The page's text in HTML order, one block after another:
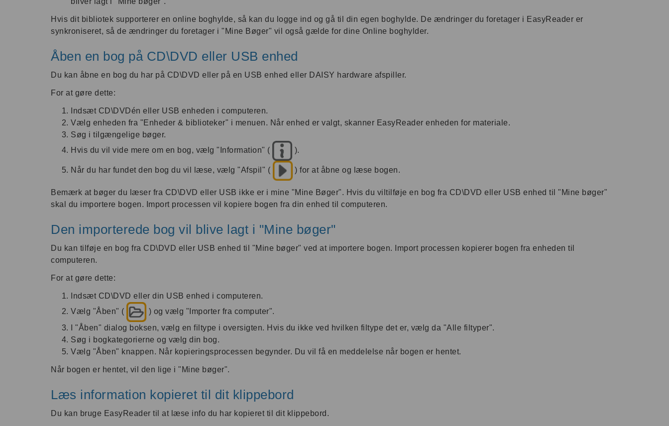
Hvis dit bibliotek supporterer en online boghylde, så kan du logge ind og gå til din egen boghylde. De ændringer du foretager i EasyReader er
synkroniseret, så de ændringer du foretager i "Mine Bøger" vil også gælde for dine Online boghylder.
Åben en bog på CD\DVD eller USB enhed
Du kan åbne en bog du har på CD\DVD eller på en USB enhed eller DAISY hardware afspiller.
For at gøre dette:
Indsæt CD\DVDén eller USB enheden i computeren.
Vælg enheden fra "Enheder & biblioteker" i menuen. Når enhed er valgt, skanner EasyReader enheden for materiale.
Søg i tilgængelige bøger.
Hvis du vil vide mere om en bog, vælg "Information" (
).
Når du har fundet den bog du vil læse, vælg "Afspil" ( ) for at åbne og læse bogen.
Bemærk at bøger du læser fra CD\DVD eller USB ikke er i mine "Mine Bøger". Hvis du viltilføje en bog fra CD\DVD eller USB enhed til "Mine bøger"
skal du importere bogen. Import processen vil kopiere bogen fra din enhed til computeren.
Den importerede bog vil blive lagt i "Mine bøger"
Du kan tilføje en bog fra CD\DVD eller USB enhed til "Mine bøger" ved at importere bogen. Import processen kopierer bogen fra enheden til
computeren.
For at gøre dette:
Indsæt CD\DVD eller din USB enhed i computeren.
Vælg "Åben" (
) og vælg "Importer fra computer".
I "Åben" dialog boksen, vælg en filtype i oversigten. Hvis du ikke ved hvilken filtype det er, vælg da "Alle filtyper".
Søg i bogkategorierne og vælg din bog.
Vælg "Åben" knappen. Når kopieringsprocessen begynder. Du vil få en meddelelse når bogen er hentet.
Når bogen er hentet, vil den lige i "Mine bøger".
Læs information kopieret til dit klippebord
Du kan bruge EasyReader til at læse info du har kopieret til dit klippebord.